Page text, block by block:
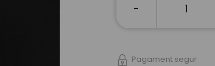
-
Pagament segur